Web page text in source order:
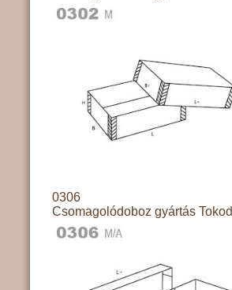
0306
Csomagolódoboz gyártás Tokod